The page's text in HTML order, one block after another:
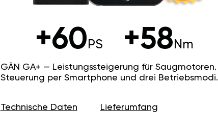
+60PS +58Nm
GÄN GA+ — Leistungssteigerung für Saugmotoren.
Steuerung per Smartphone und drei Betriebsmodi.
Technische Daten Lieferumfang